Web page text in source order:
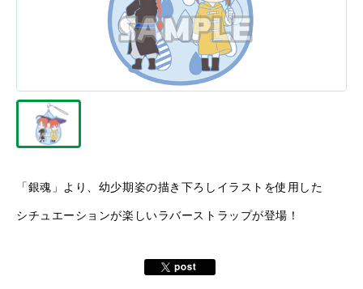
「銀魂」より、幼少期姿の描き下ろしイラストを使用した
シチュエーションが楽しいラバーストラップが登場！